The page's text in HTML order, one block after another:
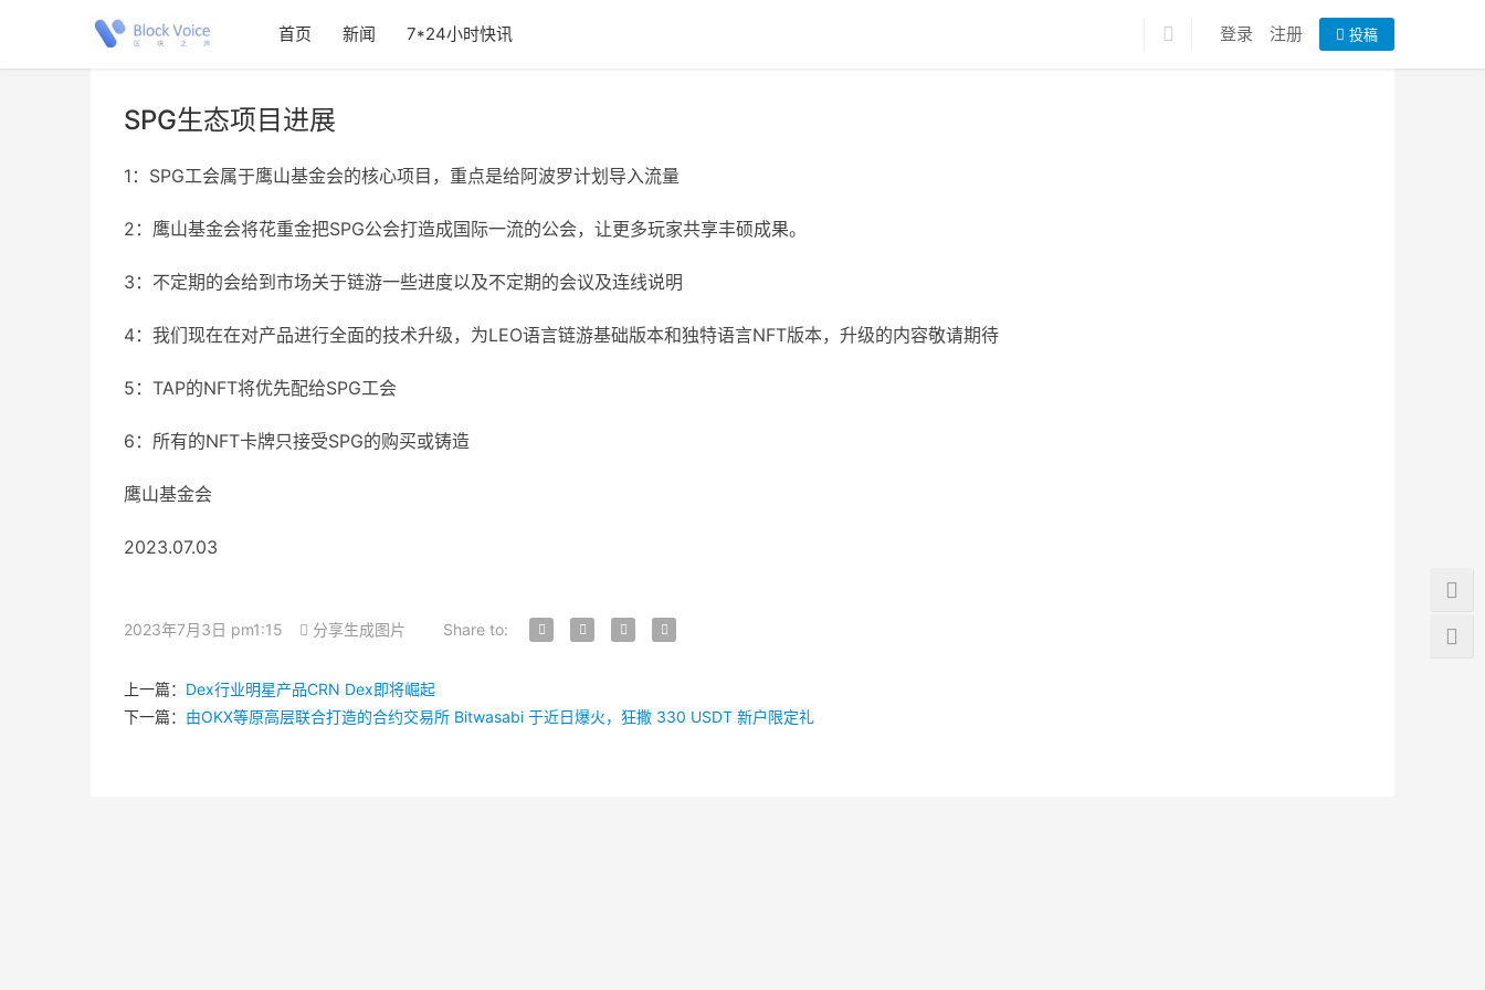
首页 新闻 7*24小时快讯 登录 注册 投稿
SPG生态项目进展
1：SPG工会属于鹰山基金会的核心项目，重点是给阿波罗计划导入流量
2：鹰山基金会将花重金把SPG公会打造成国际一流的公会，让更多玩家共享丰硕成果。
3：不定期的会给到市场关于链游一些进度以及不定期的会议及连线说明
4：我们现在在对产品进行全面的技术升级，为LEO语言链游基础版本和独特语言NFT版本，升级的内容敬请期待
5：TAP的NFT将优先配给SPG工会
6：所有的NFT卡牌只接受SPG的购买或铸造
鹰山基金会
2023.07.03
2023年7月3日 pm1:15 分享生成图片 Share to:
上一篇： Dex行业明星产品CRN Dex即将崛起
下一篇： 由OKX等原高层联合打造的合约交易所 Bitwasabi 于近日爆火，狂撒 330 USDT 新户限定礼